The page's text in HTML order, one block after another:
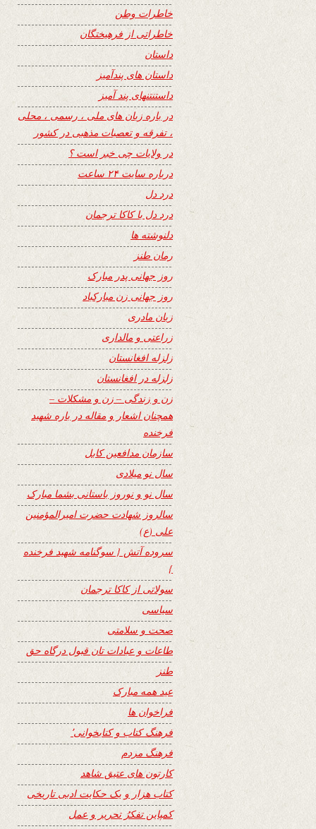
خاطرات وطن
خاطراتی از فرهیختگان
داستان
داستان های پندآمیز
داستنتنهای پند آمیز
در باره زبان های ملی ، رسمی ، محلی
، تفرقه و تعصبات مذهبی در کشور
در ولایات چی خبر است ؟
درباره سایت ۲۴ ساعت
درد دل
درد دل با کاکا ترجمان
دلنوشته ها
رمان طنز
روز جهانی پدر مبارک
روز جهانی زن مبارکباد
زبان مادری
زراعتی و مالداری
زلزله افغانستان
زلزله در افغانستان
زن و زندگی – زن و مشکلات –
همچنان اشعار و مقاله در باره شهید
فرخنده
سازمان مدافعین کابل
سال نو میلادی
سال نو و نوروز باستانی بشما مبارک
سالروز شهادت حضرت امیرالمؤمنین
علی (ع)
سروده آتش { سوگنامه شهید فرخنده
}
سولاتی از کاکا ترجمان
سیاسی
صحت و سلامتی
طاعات و عبادات تان قبول درگاه حق
طنز
عید همه مبارک
فراخوان ها
فرهنگ کتاب و کتابخوانی٬
فرهنگ مردم
کارتون های عتیق شاهد
کتاب هزار و یک حکایت ادبی تاریخی
کمپاین تفکرُ تحریر و عمل